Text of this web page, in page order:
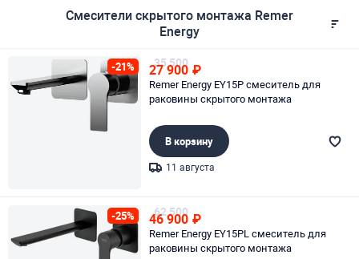
Смесители скрытого монтажа Remer
Energy
-21% 35 500
27 900 ₽
Remer Energy EY15P смеситель для
раковины скрытого монтажа
В корзину
11 августа
-25% 62 500
46 900 ₽
Remer Energy EY15PL смеситель для
раковины скрытого монтажа